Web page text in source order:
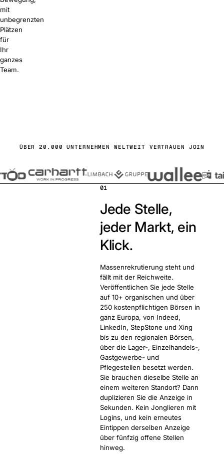
mit
unbegrenzten
Plätzen
für
Ihr
ganzes
Team.
ÜBER 20.000 UNTERNEHMEN WELTWEIT VERTRAUEN JOIN
01
Jede Stelle,
jeder Markt, ein
Klick.
Massenrekrutierung steht und
fällt mit der Reichweite.
Veröffentlichen Sie jede Stelle
auf 10+ organischen und über
250 kostenpflichtigen Börsen in
ganz Europa, von Indeed,
LinkedIn, StepStone und Xing
bis zu den regionalen Börsen,
über die Lager-, Einzelhandels-,
Gastgewerbe- und
Pflegestellen besetzt werden.
Sie brauchen dieselbe Stelle an
einem weiteren Standort? Dann
duplizieren Sie die Anzeige in
Sekunden. Kein Jonglieren mit
Logins, und kein erneutes
Eintippen derselben Anzeige
über fünfzig offene Stellen
hinweg.